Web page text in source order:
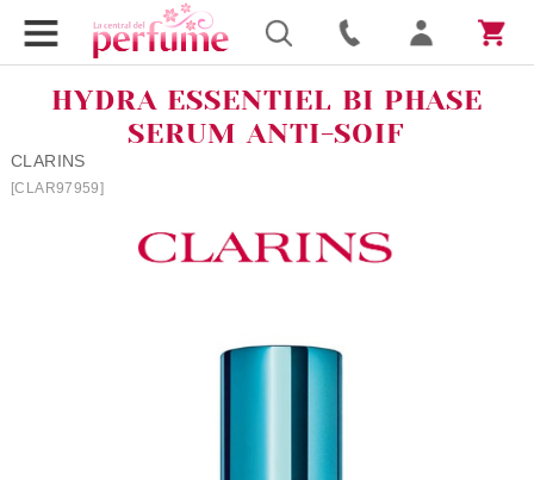
HYDRA ESSENTIEL BI PHASE
SERUM ANTI-SOIF
CLARINS
[CLAR97959]